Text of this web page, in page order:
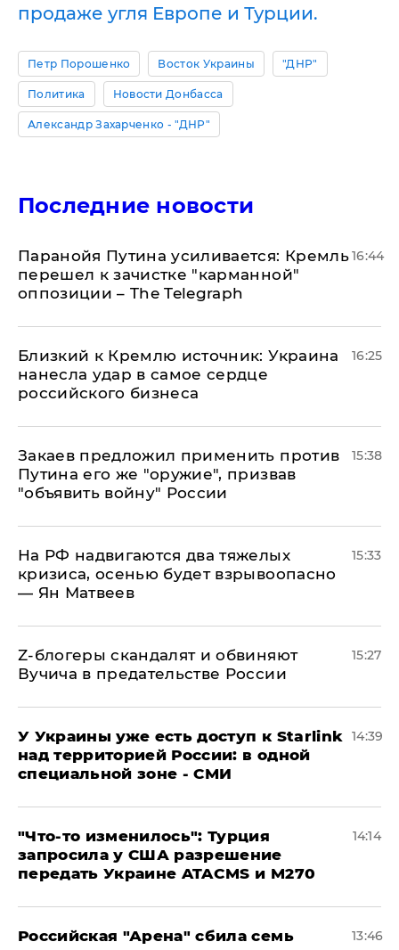
продаже угля Европе и Турции.
Петр Порошенко Восток Украины "ДНР"
Политика Новости Донбасса
Александр Захарченко - "ДНР"
Последние новости
Паранойя Путина усиливается: Кремль
перешел к зачистке "карманной"
оппозиции – The Telegraph
16:44
Близкий к Кремлю источник: Украина
нанесла удар в самое сердце
российского бизнеса
16:25
Закаев предложил применить против
Путина его же "оружие", призвав
"объявить войну" России
15:38
На РФ надвигаются два тяжелых
кризиса, осенью будет взрывоопасно
— Ян Матвеев
15:33
Z-блогеры скандалят и обвиняют
Вучича в предательстве России
15:27
У Украины уже есть доступ к Starlink
над территорией России: в одной
специальной зоне - СМИ
14:39
​"Что-то изменилось": Турция
запросила у США разрешение
передать Украине ATACMS и M270
14:14
​Российская "Арена" сбила семь
13:46